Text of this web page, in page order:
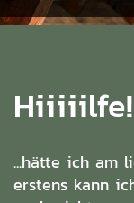
Hiiiiilfe!
...hätte ich am
erstens kann